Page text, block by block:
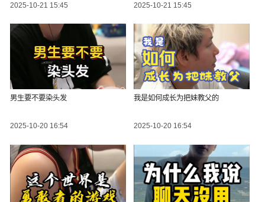
2025-10-21 15:45 2025-10-21 15:45
男生要不要染头发
2025-10-20 16:54
我是如何成长为把妹教父的
2025-10-20 16:54